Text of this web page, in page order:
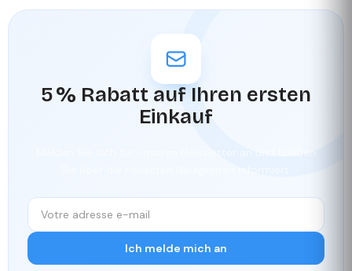
5 % Rabatt auf Ihren ersten
Einkauf
Ich melde mich an